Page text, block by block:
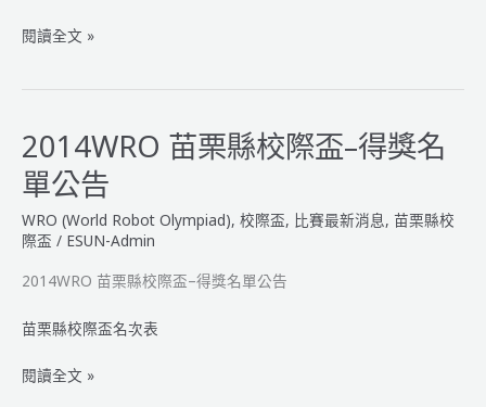
2015
WRO
暨
創
機
人
計
習
閱讀全文 »
2014WRO 苗栗縣校際盃–得獎名
單公告
WRO (World Robot Olympiad), 校際盃, 比賽最新消息, 苗栗縣校
際盃 / ESUN-Admin
2014WRO 苗栗縣校際盃–得獎名單公告
苗栗縣校際盃名次表
2014WRO
閱讀全文 »